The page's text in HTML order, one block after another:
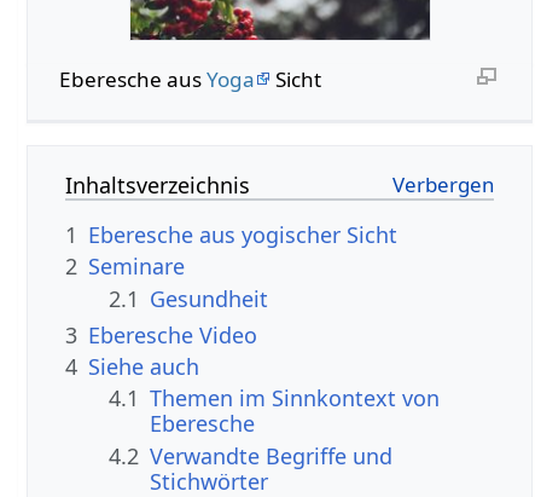
Eberesche ausYoga Sicht
Inhaltsverzeichnis
1 Eberesche aus yogischer Sicht
2 Seminare
2.1 Gesundheit
3 Eberesche Video
4 Siehe auch
4.1 Themen im Sinnkontext von
Eberesche
4.2 Verwandte Begriffe und
Stichwörter